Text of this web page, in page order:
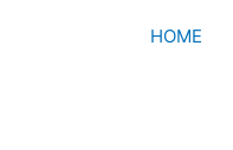
HOME